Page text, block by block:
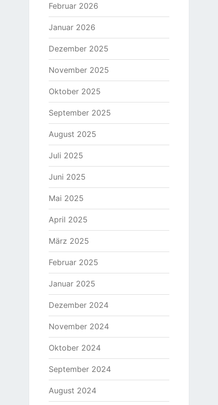
Februar 2026
Januar 2026
Dezember 2025
November 2025
Oktober 2025
September 2025
August 2025
Juli 2025
Juni 2025
Mai 2025
April 2025
März 2025
Februar 2025
Januar 2025
Dezember 2024
November 2024
Oktober 2024
September 2024
August 2024